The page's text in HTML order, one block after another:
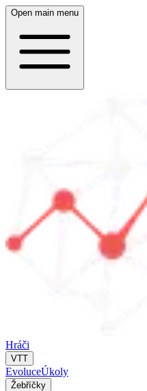
Open main menu
Hráči
VTT
EvoluceÚkoly
Žebříčky